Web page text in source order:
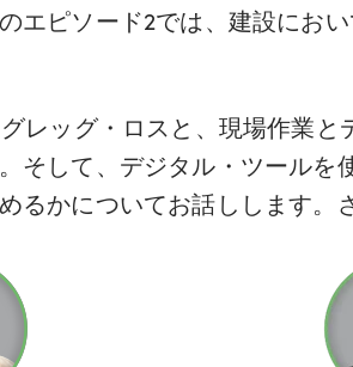
エピソード2では、建設にお
レッグ・ロスと、現場作業と
そして、デジタル・ツールを
かについてお話しします。